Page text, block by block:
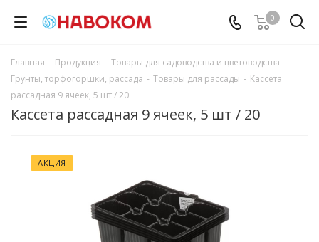
0
Главная - Продукция - Товары для садоводства и цветоводства -
Грунты, торфогоршки, рассада - Товары для рассады - Кассета
рассадная 9 ячеек, 5 шт / 20
Кассета рассадная 9 ячеек, 5 шт / 20
АКЦИЯ